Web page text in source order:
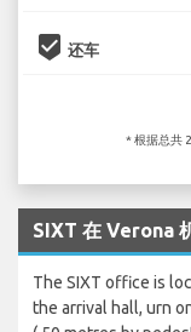
beenhere 还车
* 根据总共
SIXT 在 Verona
The SIXT office is
the arrival hall, urn